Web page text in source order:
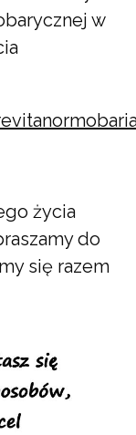
w
życia
do
się razem